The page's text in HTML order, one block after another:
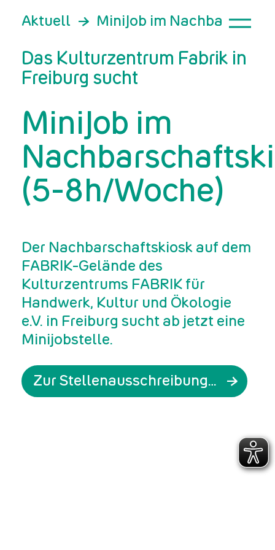
Aktuell MiniJob im
Das Kulturzentrum Fabrik in
Freiburg sucht
MiniJob im
(5-8h/Woche)
Der Nachbarschaftskiosk auf dem
FABRIK-Gelände des
Kulturzentrums FABRIK für
Handwerk, Kultur und Ökologie
e.V. in Freiburg sucht ab jetzt eine
Minijobstelle.
Zur Stellenausschreibung des Minijobs